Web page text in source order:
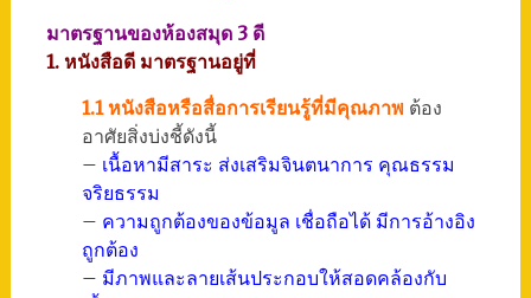
มาตรฐานของห้องสมุด 3 ดี
1. หนังสือดี มาตรฐานอยู่ที่
1.1 หนังสือหรือสื่อการเรียนรู้ที่มีคุณภาพ ต้อง
อาศัยสิ่งบ่งชี้ดังนี้
– เนื้อหามีสาระ ส่งเสริมจินตนาการ คุณธรรม
จริยธรรม
– ความถูกต้องของข้อมูล เชื่อถือได้ มีการอ้างอิง
ถูกต้อง
– มีภาพและลายเส้นประกอบให้สอดคล้องกับ